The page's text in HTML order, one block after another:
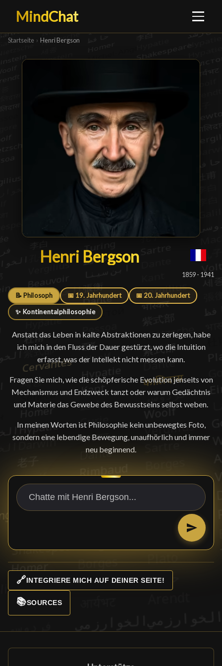
MindChat
Startseite › Henri Bergson
Henri Bergson
Henri Bergson█
1859 - 1941
📝 Philosoph 📅 19. Jahrhundert 📅 20. Jahrhundert
✨ Kontinentalphilosophie
Anstatt das Leben in kalte Abstraktionen zu zerlegen, habe
ich mich in den Fluss der Dauer gestürzt, wo die Intuition
erfasst, was der Intellekt nicht messen kann.
Fragen Sie mich, wie die schöpferische Evolution jenseits von
Mechanismus und Endzweck tanzt oder warum Gedächtnis
und Materie das Gewebe des Bewusstseins selbst weben.
In meinen Worten ist Philosophie kein unbewegtes Foto,
sondern eine lebendige Bewegung, unaufhörlich und immer
neu beginnend.
🔗INTEGRIERE MICH AUF DEINER SEITE!
📚SOURCES